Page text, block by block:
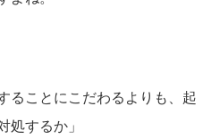
ることにこだわるよりも、起
処するか」